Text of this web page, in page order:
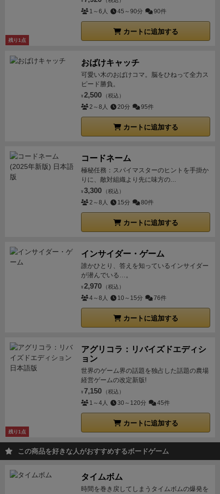
残り1点
1～6人 45～90分 90件
カートに追加する
おばけキャッチ
可愛い木のおばけコマ。脳をひねって全力ス
ピード勝負。
¥ 2,500 （税込）
2～8人 20分 95件
カートに追加する
コードネーム
極秘任務：スパイマスターのヒントを手掛か
りに、敵対組織より先に味方の...
¥ 3,300 （税込）
2～8人 15分 80件
カートに追加する
インサイダー・ゲーム
誰かひとり、答えを知っているインサイダー
が潜んでいる…。
¥ 2,970 （税込）
4～8人 10～15分 76件
カートに追加する
残り1点
アグリコラ：リバイズドエディシ
ョン
世界のゲーム界の話題を独占した話題の農場
経営ゲームの改定新版!
¥ 7,150 （税込）
1～4人 30～120分 45件
カートに追加する
この商品を好きな人がおすすめするボードゲーム
タイムボム
時間を巻き戻してしまうタイムボムの爆発を